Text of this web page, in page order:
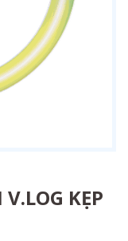
KẸP